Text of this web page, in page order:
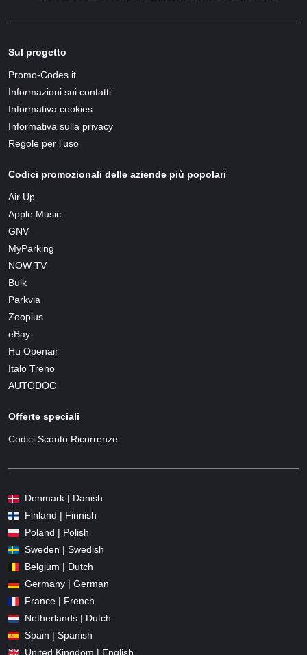
Sul progetto
Promo-Codes.it
Informazioni sui contatti
Informativa cookies
Informativa sulla privacy
Regole per l’uso
Codici promozionali delle aziende più popolari
Air Up
Apple Music
GNV
MyParking
NOW TV
Bulk
Parkvia
Zooplus
eBay
Hu Openair
Italo Treno
AUTODOC
Offerte speciali
Codici Sconto Ricorrenze
Denmark | Danish
Finland | Finnish
Poland | Polish
Sweden | Swedish
Belgium | Dutch
Germany | German
France | French
Netherlands | Dutch
Spain | Spanish
United Kingdom | English